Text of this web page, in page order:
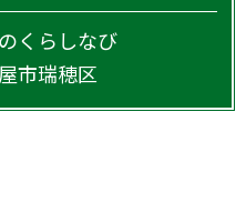
くらしなび
市瑞穂区